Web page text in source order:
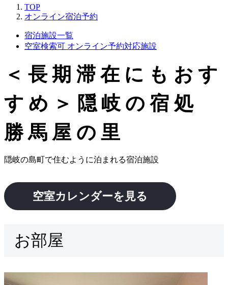
TOP
オンライン宿泊予約
宿泊施設一覧
空室検索可 オンライン予約対応施設
＜長期滞在にもおす
すめ＞隠岐の宿処
勝馬屋の里
隠岐の島町で住むように泊まれる宿泊施設
お部屋
空室カレンダーを見る